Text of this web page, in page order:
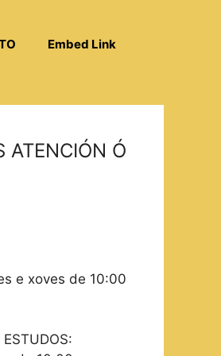
Embed Link
ATENCIÓN Ó
e xoves de 10:00
ESTUDOS: